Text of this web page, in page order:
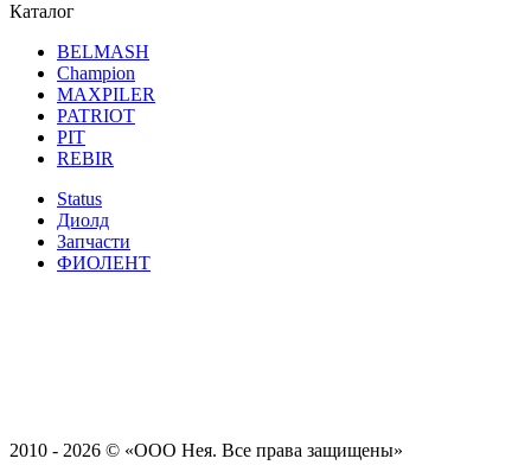
Каталог
BELMASH
Champion
MAXPILER
PATRIOT
PIT
REBIR
Status
Диолд
Запчасти
ФИОЛЕНТ
2010 - 2026 © «ООО Нея. Все права защищены»